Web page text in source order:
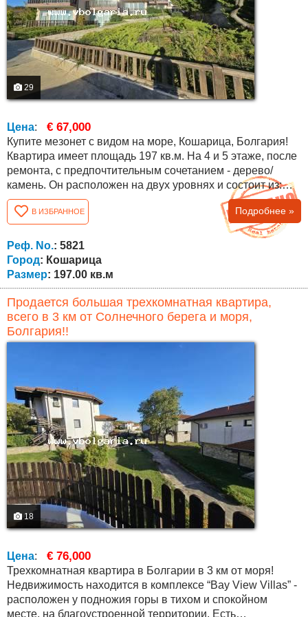
29
Цена: € 67,000
Купите мезонет с видом на море, Кошарица, Болгария!
Квартира имеет площадь 197 кв.м. На 4 и 5 этаже, после
ремонта, с предпочтительным сочетанием - дерево/
камень. Он расположен на двух уровнях и состоит из:
Первый уровень: прихожая, коридор, ванная комната с
душем и туалетом в одном, кухня с обеденной зоной,
соединенная и в то же время отделенная от гостиной,
спальня, две террасы - одна в столовую и одна в
гостиную Второй...
В ИЗБРАННОЕ Подробнее »
Реф. No.: 5821
Город: Кошарица
Размер: 197.00 кв.м
Продается большая трехкомнатная квартира,
всего в 3 км от Солнечного берега и моря,
Болгария!!
18
Цена: € 76,000
Трехкомнатная квартира в Болгарии в 3 км от моря!
Недвижимость находится в комплексе “Bay View Villas” -
расположен у подножия горы в тихом и спокойном
месте, на благоустроенной территории. Есть